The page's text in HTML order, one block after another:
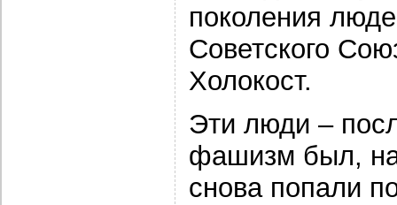
поколения
Советского
Холокост.
Эти люди –
фашизм был,
снова попали